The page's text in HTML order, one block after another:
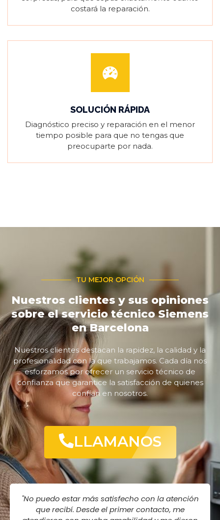
costará la reparación.
SOLUCIÓN RÁPIDA
Diagnóstico preciso y reparación en el menor
tiempo posible para que no tengas que
preocuparte por nada.
TU MEJOR OPCIÓN
Nuestros clientes y sus opiniones
sobre el servicio técnico Siemens
en Barcelona
Nuestros clientes destacan la rapidez, la calidad y la
profesionalidad con la que trabajamos. Cada día nos
esforzamos por ofrecer un servicio técnico de
confianza que garantice la satisfacción de quienes
confían en nosotros.
LLAMANOS
"No puedo estar más satisfecho con la atención
que recibí. Desde el primer contacto, me